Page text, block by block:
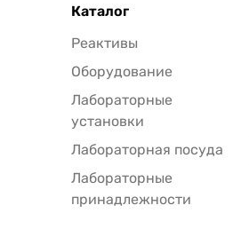
Каталог
Реактивы
Оборудование
Лабораторные
установки
Лабораторная посуда
Лабораторные
принадлежности